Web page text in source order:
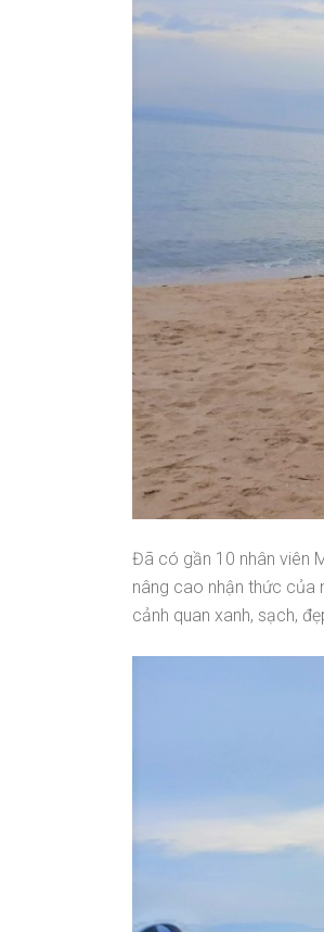
Đã có gần 10 nhân viên
nâng cao nhận thức của
cảnh quan xanh, sạch,